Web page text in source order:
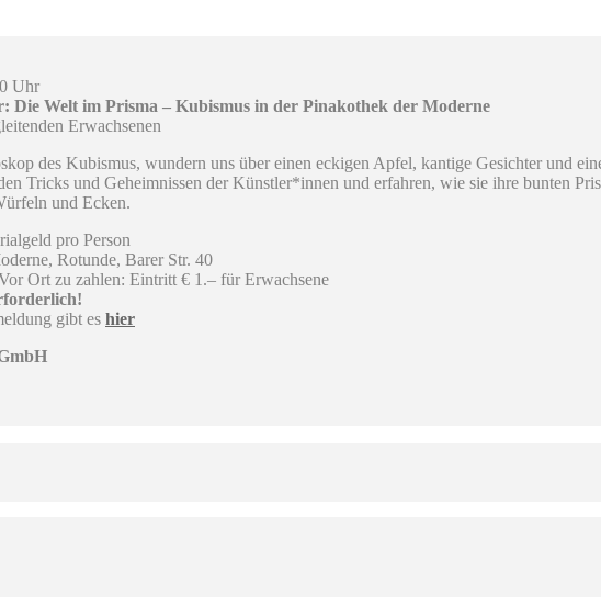
Uhr
Welt im Prisma – Kubismus in der Pinakothek der Moderne
Erwachsenen
des Kubismus, wundern uns über einen eckigen Apfel, kantige Gesichter und
Tricks und Geheimnissen der Künstler*innen und erfahren, wie sie ihre bunten
und Ecken.
pro Person
Rotunde, Barer Str. 40
Ort zu zahlen: Eintritt € 1.– für Erwachsene
gibt es hier